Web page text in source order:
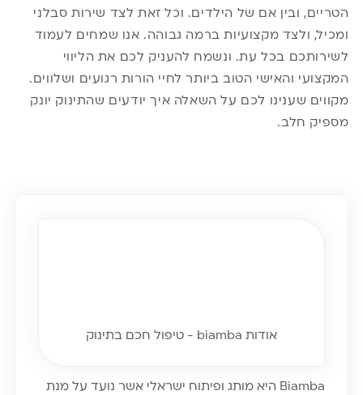
הטריים, ובין אם של הילדים. וכל זאת לצד שירות סבלני
ומכיל, ולצד מקצועיות ברמה גבוהה. אנו שמחים לעמוד
לשירותכם בכל עת. ונשמח להעניק לכם את הליווי
המקצועי והאישי הטוב ביותר לחיי הורות רגועים ושלווים.
מקווים שענינו לכם על השאלה איך יודעים שהתינוק יונק
מספיק חלב.
אודות biamba - טיפול חכם בתינוק
Biamba היא מותג ופיתוח ישראלי אשר נועד על מנת